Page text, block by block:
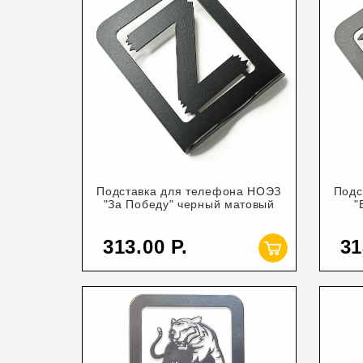
Подставка для телефона НОЭЗ
"За Победу" черный матовый
313.00